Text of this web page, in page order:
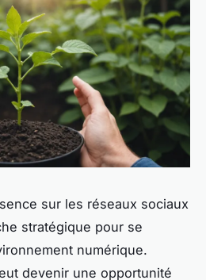
sur les réseaux sociaux
stratégique pour se
numérique.
devenir une opportunité